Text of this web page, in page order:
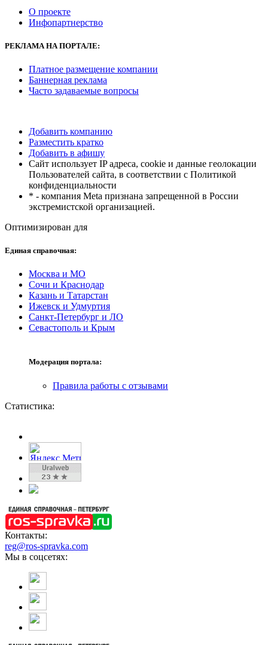
О проекте
Инфопартнерство
РЕКЛАМА НА ПОРТАЛЕ:
Платное размещение компании
Баннерная реклама
Часто задаваемые вопросы
Добавить компанию
Разместить кратко
Добавить в афишу
Сайт использует IP адреса, cookie и данные геолокации
Пользователей сайта, в соответствии с Политикой
конфиденциальности
* - компания Meta признана запрещенной в России
экстремистской организацией.
Оптимизирован для
Единая справочная:
Москва и МО
Сочи и Краснодар
Казань и Татарстан
Ижевск и Удмуртия
Санкт-Петербург и ЛО
Севастополь и Крым
Модерация портала:
Правила работы с отзывами
Статистика:
Контакты:
reg@ros-spravka.com
Мы в соцсетях: